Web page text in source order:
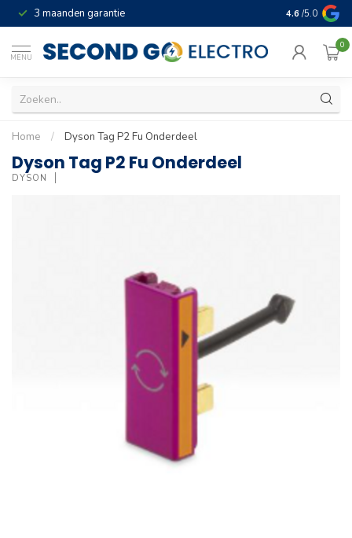
3 maanden garantie Geld terug
4.6 /5.0
MENU
0
Home / Dyson Tag P2 Fu Onderdeel
Dyson Tag P2 Fu Onderdeel
DYSON